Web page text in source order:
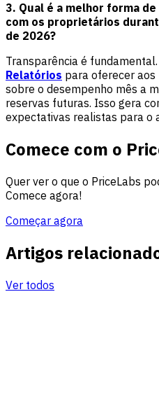
3. Qual é a melhor forma
com os proprietários
de 2026?
Transparência é
Relatórios para oferecer aos
sobre o desempenho mês a
reservas futuras. Isso gera
expectativas realistas para o
Comece com o
Quer ver o que o PriceLabs
Comece agora!
Começar agora
Artigos
Ver todos